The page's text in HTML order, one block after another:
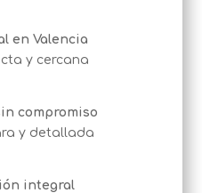
en Valencia
y cercana
compromiso
y detallada
integral